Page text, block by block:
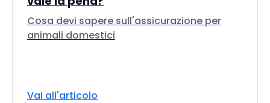
Cosa devi sapere sull'assicurazione per
animali domestici
Vai all'articolo